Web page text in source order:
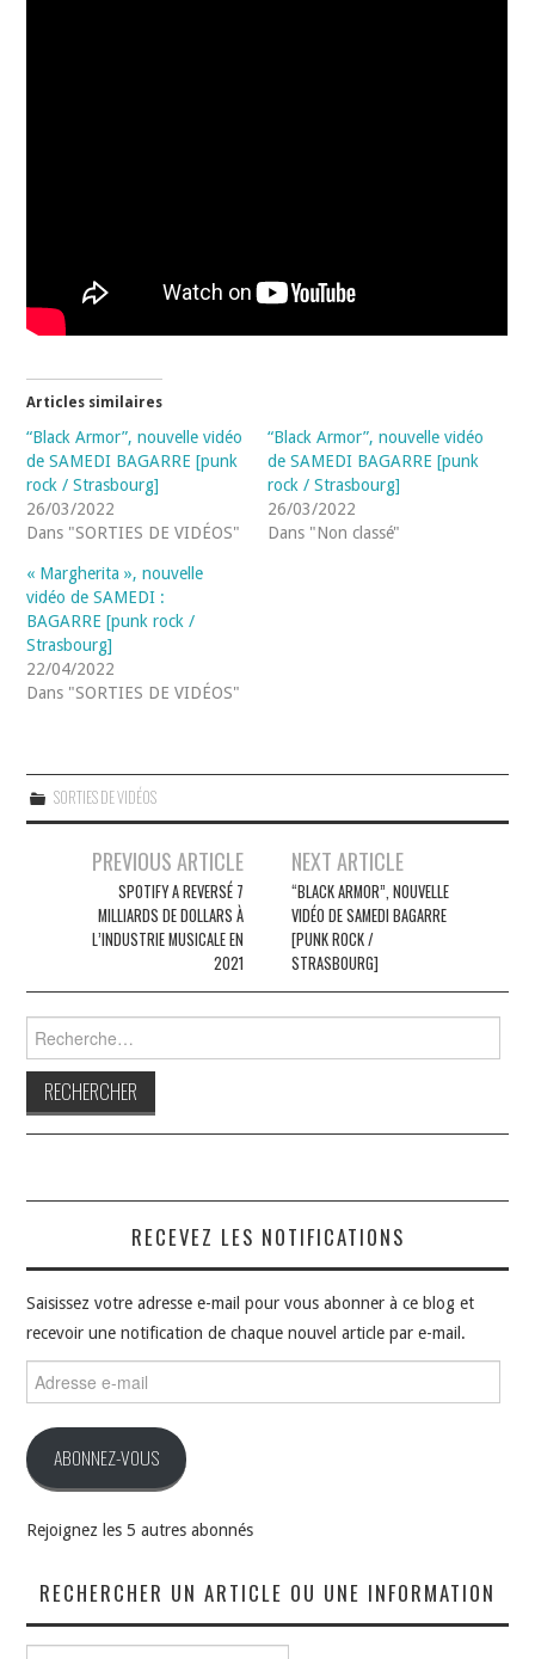
Articles similaires
“Black Armor”, nouvelle vidéo
de SAMEDI BAGARRE [punk
rock / Strasbourg]
26/03/2022
Dans "SORTIES DE VIDÉOS"
“Black Armor”, nouvelle vidéo
de SAMEDI BAGARRE [punk
rock / Strasbourg]
26/03/2022
Dans "Non classé"
« Margherita », nouvelle
vidéo de SAMEDI :
BAGARRE [punk rock /
Strasbourg]
22/04/2022
Dans "SORTIES DE VIDÉOS"
SORTIES DE VIDÉOS
Navigation
articles
PREVIOUS ARTICLE
SPOTIFY A REVERSÉ 7
MILLIARDS DE DOLLARS À
L’INDUSTRIE MUSICALE EN
2021
NEXT ARTICLE
“BLACK ARMOR”, NOUVELLE
VIDÉO DE SAMEDI BAGARRE
[PUNK ROCK /
STRASBOURG]
RECEVEZ LES NOTIFICATIONS
Saisissez votre adresse e-mail pour vous abonner à ce blog et
recevoir une notification de chaque nouvel article par e-mail.
e-
ABONNEZ-VOUS
Rejoignez les 5 autres abonnés
RECHERCHER UN ARTICLE OU UNE INFORMATION